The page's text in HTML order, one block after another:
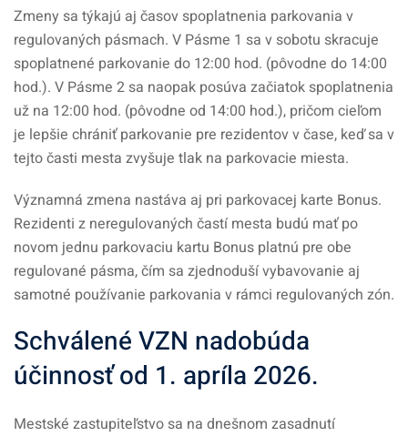
Zmeny sa týkajú aj časov spoplatnenia parkovania v
regulovaných pásmach. V Pásme 1 sa v sobotu skracuje
spoplatnené parkovanie do 12:00 hod. (pôvodne do 14:00
hod.). V Pásme 2 sa naopak posúva začiatok spoplatnenia
už na 12:00 hod. (pôvodne od 14:00 hod.), pričom cieľom
je lepšie chrániť parkovanie pre rezidentov v čase, keď sa v
tejto časti mesta zvyšuje tlak na parkovacie miesta.
Významná zmena nastáva aj pri parkovacej karte Bonus.
Rezidenti z neregulovaných častí mesta budú mať po
novom jednu parkovaciu kartu Bonus platnú pre obe
regulované pásma, čím sa zjednoduší vybavovanie aj
samotné používanie parkovania v rámci regulovaných zón.
Schválené VZN nadobúda
účinnosť od 1. apríla 2026.
Mestské zastupiteľstvo sa na dnešnom zasadnutí